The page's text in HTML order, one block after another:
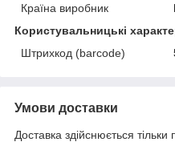
Країна виробник
Користувальницькі
Штрихкод (barcode)
Умови доставки
Доставка здійснюється тільки